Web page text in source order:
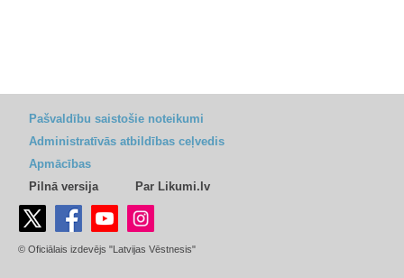
Pašvaldību saistošie noteikumi
Administratīvās atbildības ceļvedis
Apmācības
Pilnā versija
Par Likumi.lv
© Oficiālais izdevējs "Latvijas Vēstnesis"